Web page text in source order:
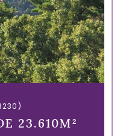
23.610M²